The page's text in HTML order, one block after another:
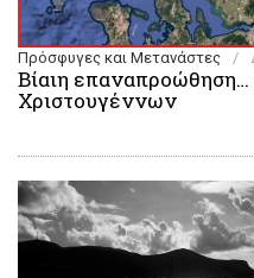
Πρόσφυγες και Μετανάστες /
Βίαιη
Χριστουγέννων